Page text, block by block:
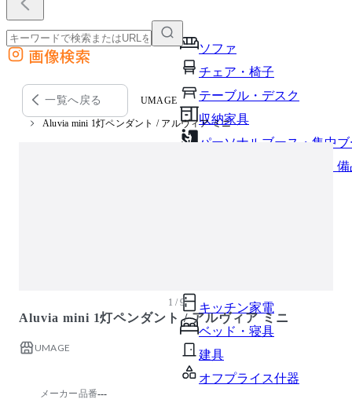
ソファ
チェア・椅子
テーブル・デスク
収納家具
パーソナルブース・集中
オフィスアクセサリー・
キッチン家電
ベッド・寝具
建具
オフプライス什器
外部サイトの商品をカートに追加
他のサイトで見つけた商品ページのURLを貼り付けて、カートに追加できます
画像検索
一覧へ戻る UMAGE
Aluvia mini 1灯ペンダント / アルヴィア ミニ
1 / 9
Aluvia mini 1灯ペンダント / アルヴィア ミニ
UMAGE
メーカー品番---